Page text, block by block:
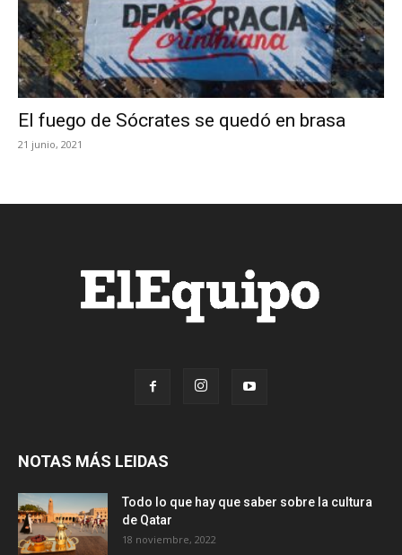
El fuego de Sócrates se quedó en brasa
21 junio, 2021
NOTAS MÁS LEIDAS
Todo lo que hay que saber sobre la cultura
de Qatar
18 noviembre, 2022